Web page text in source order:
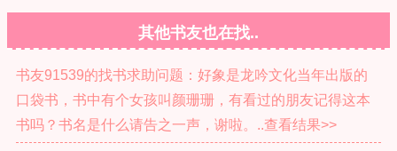
其他书友也在找..
书友91539的找书求助问题：好象是龙吟文化当年出版的
口袋书，书中有个女孩叫颜珊珊，有看过的朋友记得这本
书吗？书名是什么请告之一声，谢啦。..查看结果>>